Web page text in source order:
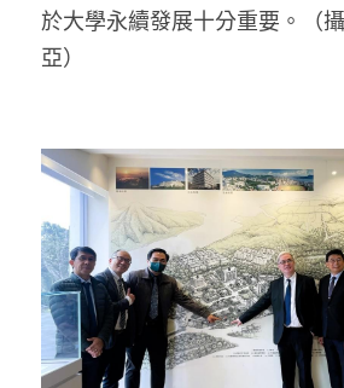
於大學永續發展十分重要。（
亞）